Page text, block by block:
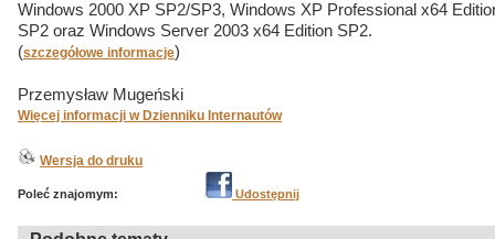
Windows 2000 XP SP2/SP3, Windows XP Professional x64
SP2 oraz Windows Server 2003 x64 Edition SP2.
(szczegółowe informacje)
Przemysław Mugeński
Więcej informacji w Dzienniku Internautów
Wersja do druku
Poleć znajomym: Udostępnij